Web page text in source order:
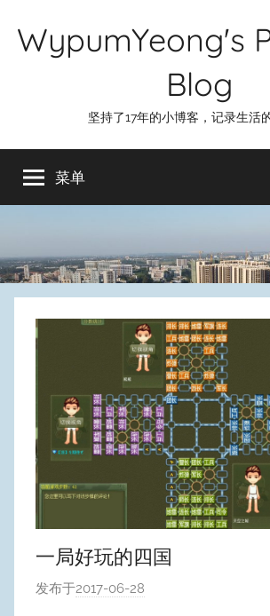
WypumYeong's
Blog
坚持了17年的小博客，记录生活
菜单
一局好玩的四国
发布于2017-06-28